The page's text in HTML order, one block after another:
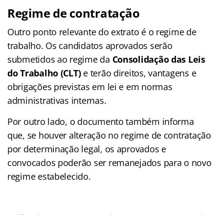
Regime de contratação
Outro ponto relevante do extrato é o regime de
trabalho. Os candidatos aprovados serão
submetidos ao regime da Consolidação das Leis
do Trabalho (CLT)e terão direitos, vantagens e
obrigações previstas em lei e em normas
administrativas internas.
Por outro lado, o documento também informa
que, se houver alteração no regime de contratação
por determinação legal, os aprovados e
convocados poderão ser remanejados para o novo
regime estabelecido.